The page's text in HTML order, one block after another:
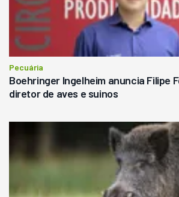
Pecuária
Boehringer Ingelheim anuncia Filipe
diretor de aves e suinos